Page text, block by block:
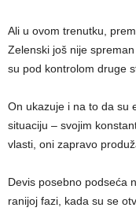
Ali u ovom trenutku,
Zelenski još nije
su pod kontrolom druge
On ukazuje i na to da su
situaciju – svojim
vlasti, oni zapravo
Devis posebno podseća
ranijoj fazi, kada su se